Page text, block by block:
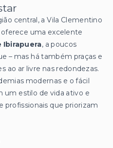
central, a Vila Clementino
uma excelente
Ibirapuera, a poucos
– mas há também praças e
ao ar livre nas redondezas.
modernas e o fácil
um estilo de vida ativo e
profissionais que priorizam